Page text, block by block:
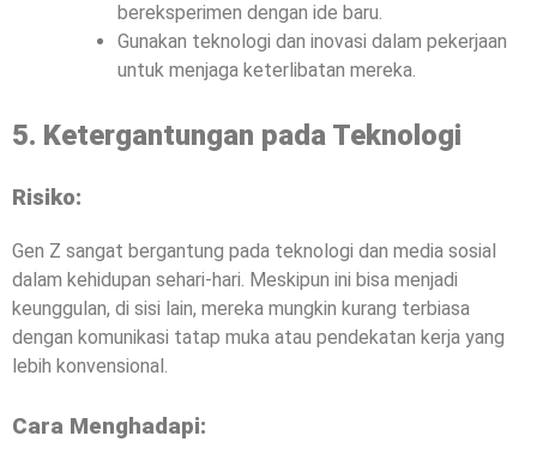
bereksperimen dengan ide baru.
Gunakan teknologi dan inovasi dalam pekerjaan
untuk menjaga keterlibatan mereka.
5. Ketergantungan pada Teknologi
Risiko:
Gen Z sangat bergantung pada teknologi dan media sosial
dalam kehidupan sehari-hari. Meskipun ini bisa menjadi
keunggulan, di sisi lain, mereka mungkin kurang terbiasa
dengan komunikasi tatap muka atau pendekatan kerja yang
lebih konvensional.
Cara Menghadapi: